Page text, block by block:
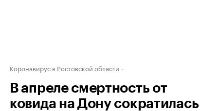
Коронавирус в Ростовской области
В апреле смертность от
ковида на Дону сократилась